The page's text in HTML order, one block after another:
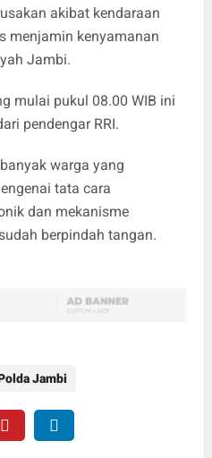
akibat kendaraan
menjamin kenyamanan
Jambi.
mulai pukul 08.00 WIB ini
pendengar RRI.
warga yang
tata cara
dan mekanisme
berpindah tangan.
Jambi